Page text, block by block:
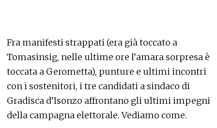
Fra manifesti strappati (era già toccato a
Tomasinsig, nelle ultime ore l’amara sorpresa è
toccata a Gerometta), punture e ultimi incontri
con i sostenitori, i tre candidati a sindaco di
Gradisca d’Isonzo affrontano gli ultimi impegni
della campagna elettorale. Vediamo come.